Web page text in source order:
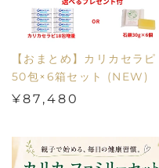
【おまとめ】カリカセラピ
50包×6箱セット (NEW)
¥87,480